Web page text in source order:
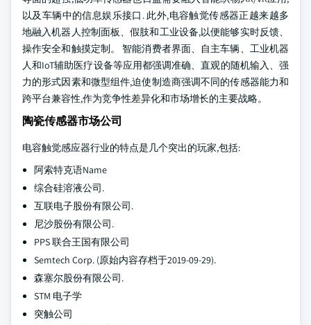
以及车辆中的信息娱乐接口. 此外,电容触觉传感器正越来越多
地融入机器人控制面板、假肢和工业设备,以便能够实时反馈、
操作安全和触摸定制。 智能消费者界面、自主车辆、工业机器
人和IoT辅助医疗设备等应用都强调准确、直观的随机输入、强
力的形式因素和微型组件,迫使制造商强调不同的传感器能力和
跨平台兼容性,作为竞争性差异化和市场增长的主要战略。
陶瓷传感器市场公司
电容触觉感应器行业的特点是几个突出的玩家,包括:
阿索特克语Name
综合硅溶液公司.
互联电子股份有限公司.
尼沙股份有限公司.
PPS 联合王国有限公司
Semtech Corp. (原始内容存档于2019-09-29).
森塞尔股份有限公司.
STM 电子学
突触公司